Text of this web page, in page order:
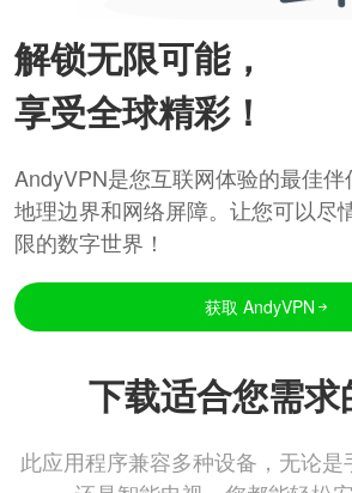
解锁无限可能，
享受全球精彩！
AndyVPN是您互联网体验的最佳
地理边界和网络屏障。让您可以尽
限的数字世界！
获取 AndyVPN
下载适合您需求
此应用程序兼容多种设备，无论